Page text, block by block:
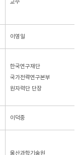
교수
이영일
한국연구재단
국가전략연구본부
원자력단 단장
이덕중
울산과학기술원